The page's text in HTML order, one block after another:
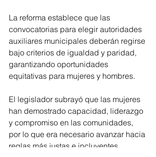
La reforma establece que las
convocatorias para elegir autoridades
auxiliares municipales deberán regirse
bajo criterios de igualdad y paridad,
garantizando oportunidades
equitativas para mujeres y hombres.
El legislador subrayó que las mujeres
han demostrado capacidad, liderazgo
y compromiso en las comunidades,
por lo que era necesario avanzar hacia
reglas más justas e incluyentes.